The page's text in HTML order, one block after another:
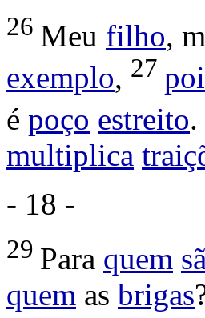
26 Meu filho,
exemplo, 27
é poço estreito.
multiplica
- 18 -
29 Para quem
quem as brigas